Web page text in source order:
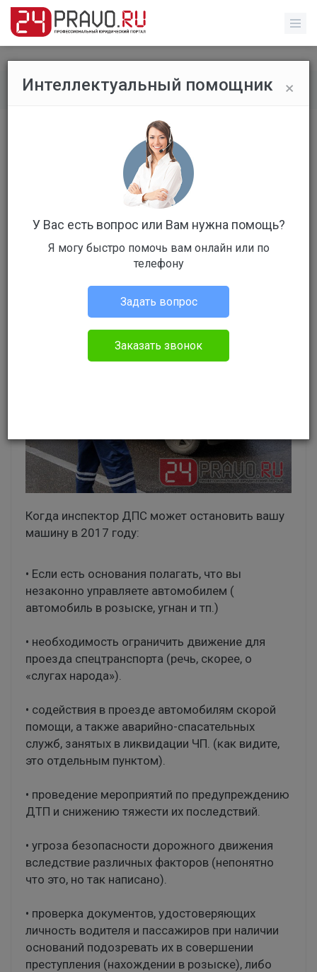
Все публикации / Без указания категории
Когда инспектор ДПС может
остановить вашу машину в 2017 году
Администрация портала
Без указания категории
Когда инспектор ДПС может остановить вашу
машину в 2017 году:
• Если есть основания полагать, что вы
незаконно управляете автомобилем (
автомобиль в розыске, угнан и тп.)
• необходимость ограничить движение для
проезда спецтранспорта (речь, скорее, о
«слугах народа»).
• содействия в проезде автомобилям скорой
помощи, а также аварийно-спасательных
служб, занятых в ликвидации ЧП. (как видите,
это отдельным пунктом).
• проведение мероприятий по предупреждению
ДТП и снижению тяжести их последствий.
• угроза безопасности дорожного движения
вследствие различных факторов (непонятно
что это, но так написано).
• проверка документов, удостоверяющих
личность водителя и пассажиров при наличии
оснований подозревать их в совершении
преступления (нахождении в розыске), либо
×
Интеллектуальный помощник
У Вас есть вопрос или Вам нужна помощь?
Я могу быстро помочь вам онлайн или по
телефону
Задать вопрос
Заказать звонок